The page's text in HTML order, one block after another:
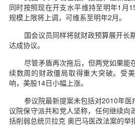
同时按照现在开支水平维持至明年1月
规模上限将上调，可维系至明年2月。
国会议员同样将就财政预算展开长
达成协议。
尽管矛盾再次拖后，但两党如果能
续数周的财政僵局取得重大突破。受
响，美股14日小幅上涨。
参议院最新提案未包括对2010年
议院保守派共和党人坚称，任何继续向
括削弱总统贝拉克 奥巴马医改法案的举